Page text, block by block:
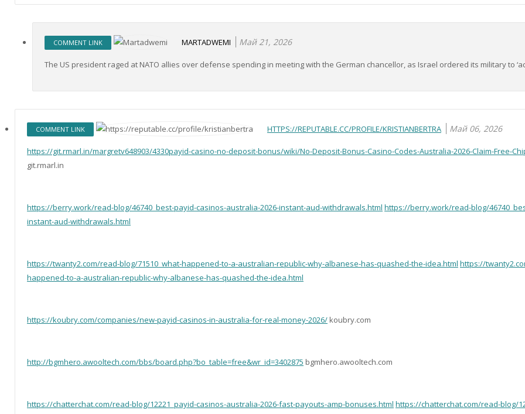
COMMENT LINK MARTADWEMI Май 21, 2026
The US president raged at NATO allies over defense spending in meeting with the German chancellor, as Israel ordered its military to
COMMENT LINK HTTPS://REPUTABLE.CC/PROFILE/KRISTIANBERTRA Май 06, 2026
https://git.rmarl.in/margretv648903/4330payid-casino-no-deposit-bonus/wiki/No-Deposit-Bonus-Casino-Codes-Australia-2026-Claim-Free-
git.rmarl.in
https://berry.work/read-blog/46740_best-payid-casinos-australia-2026-instant-aud-withdrawals.html https://berry.work/read-blog/
instant-aud-withdrawals.html
https://twanty2.com/read-blog/71510_what-happened-to-a-australian-republic-why-albanese-has-quashed-the-idea.html https://
happened-to-a-australian-republic-why-albanese-has-quashed-the-idea.html
https://koubry.com/companies/new-payid-casinos-in-australia-for-real-money-2026/ koubry.com
http://bgmhero.awooltech.com/bbs/board.php?bo_table=free&wr_id=3402875 bgmhero.awooltech.com
https://chatterchat.com/read-blog/12221_payid-casinos-australia-2026-fast-payouts-amp-bonuses.html https://chatterchat.com/read-blog/